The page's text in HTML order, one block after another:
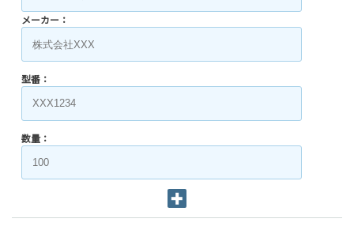
メーカー：
型番：
数量：